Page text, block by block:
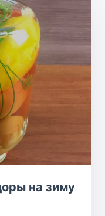
на зиму